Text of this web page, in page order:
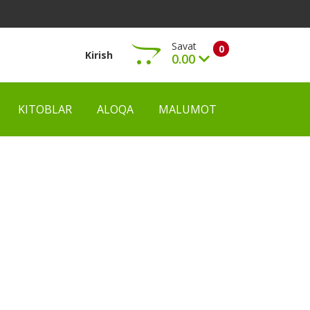
Kirish 0
Savat
0.00
Ko‘rish
KITOBLAR ALOQA MALUMOT